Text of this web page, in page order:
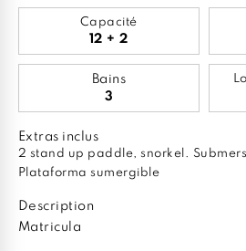
Capacité
12 + 2
Bains
3
Extras inclus
2 stand up paddle, snorkel.
Plataforma sumergible
Description
Matricula